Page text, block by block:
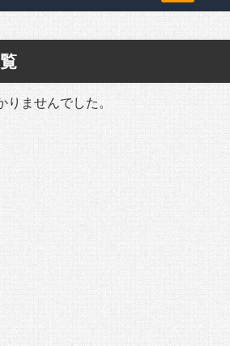
りませんでした。